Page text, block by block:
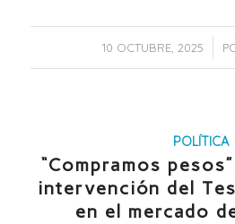
10 OCTUBRE, 2025
/
POLÍTICA
“Compramos
intervención del
en el mercado